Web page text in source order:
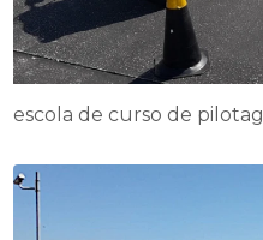
escola de curso de